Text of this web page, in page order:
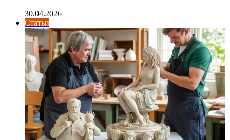
30.04.2026
Статьи